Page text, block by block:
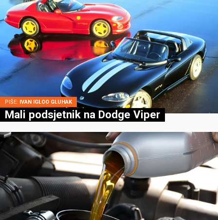
PIŠE: IVAN IGLOO GLUHAK
Mali podsjetnik na Dodge Viper